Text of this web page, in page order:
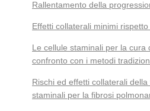
Rallentamento della
Effetti collaterali minimi
Le cellule staminali per la cura
confronto con i metodi
Rischi ed effetti collaterali
staminali per la fibrosi